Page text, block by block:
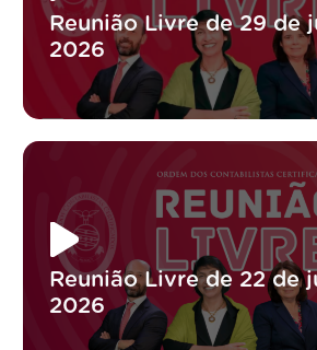
Reunião Livre de 29 de
2026
Reunião Livre de 22 de
2026